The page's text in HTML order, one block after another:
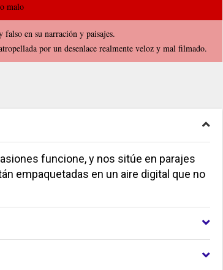
malo
en su narración y paisajes.
por un desenlace realmente veloz y mal filmado.
funcione, y nos sitúe en parajes
empaquetadas en un aire digital que no